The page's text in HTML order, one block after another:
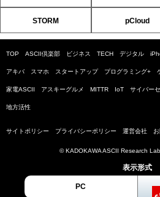
STORM pCloud
TOP ASCII倶楽部 ビジネス TECH デジタル
アキバ スマホ スタートアップ プログラミング+
家電ASCII アスキーグルメ MITTR IoT サイバー
地方活性
サイトポリシー プライバシーポリシー 運営会社
© KADOKAWA ASCII Research
表示形式
PC